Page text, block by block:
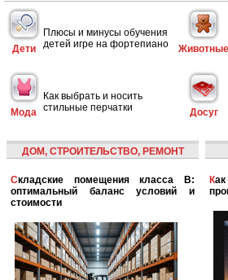
Дети
Плюсы и минусы обучения
детей игре на фортепиано
Животные
Мода
Как выбрать и носить
стильные перчатки
Досуг
ДОМ, СТРОИТЕЛЬСТВО, РЕМОНТ
Складские помещения класса B:
оптимальный баланс условий и
стоимости
Как IoT влияет на промышленность и